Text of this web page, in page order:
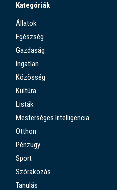
Kategóriák
Állatok
Egészség
Gazdaság
Ingatlan
Közösség
Kultúra
Listák
Mesterséges Intelligencia
Otthon
Pénzügy
Sport
Szórakozás
Tanulás